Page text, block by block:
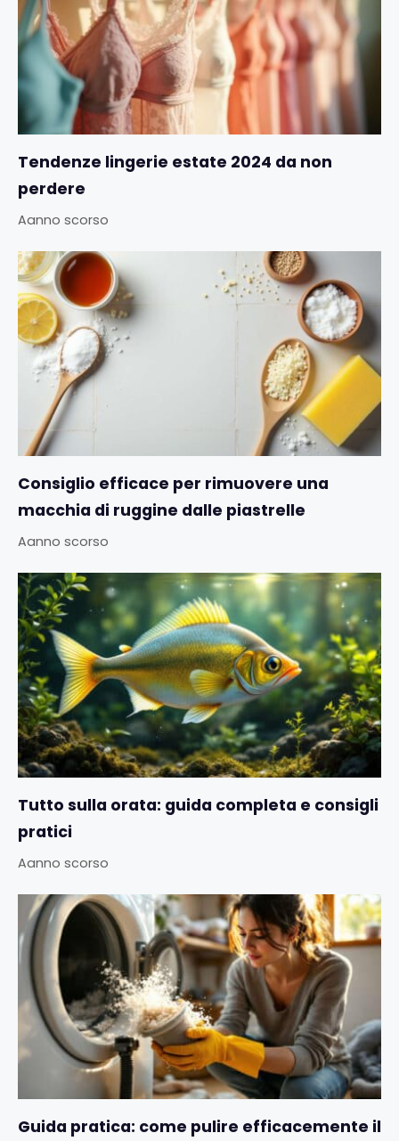
Tendenze lingerie estate 2024 da non
perdere
Aanno scorso
Consiglio efficace per rimuovere una
macchia di ruggine dalle piastrelle
Aanno scorso
Tutto sulla orata: guida completa e consigli
pratici
Aanno scorso
Guida pratica: come pulire efficacemente il